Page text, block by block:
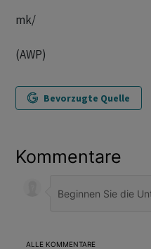
mk/
(AWP)
Bevorzugte Quelle
Kommentare
ALLE KOMMENTARE